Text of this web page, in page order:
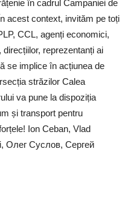
în cadrul Campaniei de
acest context, invităm pe toți
CCL, agenți economici,
reprezentanți ai
se implice în acțiunea de
străzilor Calea
va pune la dispoziția
și transport pentru
Ion Ceban, Vlad
Олег Суслов, Сергей